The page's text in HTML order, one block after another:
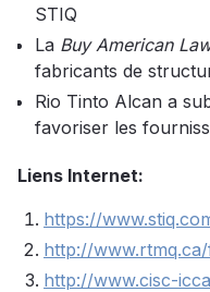
STIQ
La Buy American
fabricants de
Rio Tinto Alcan a
favoriser les
Liens Internet:
https://
http://
http://www.cisc-